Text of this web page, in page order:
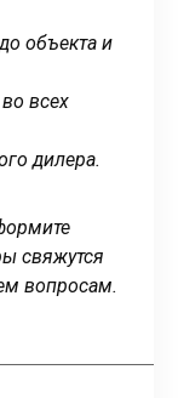
объекта и
всех
дилера.
свяжутся
вопросам.